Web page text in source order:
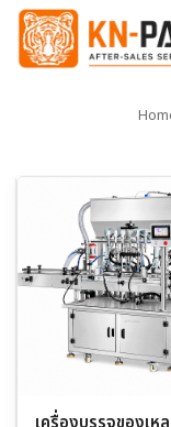
ข้าม
ยัง